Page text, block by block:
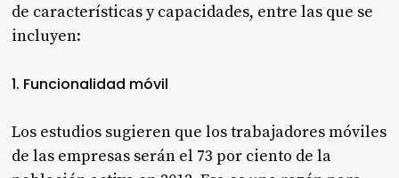
de características y capacidades, entre las que se
incluyen:
1. Funcionalidad móvil
Los estudios sugieren que los trabajadores móviles
de las empresas serán el 73 por ciento de la